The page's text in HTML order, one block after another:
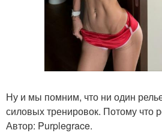
Ну и мы помним, что ни один
силовых тренировок. Потому
Автор: Purplegrace.